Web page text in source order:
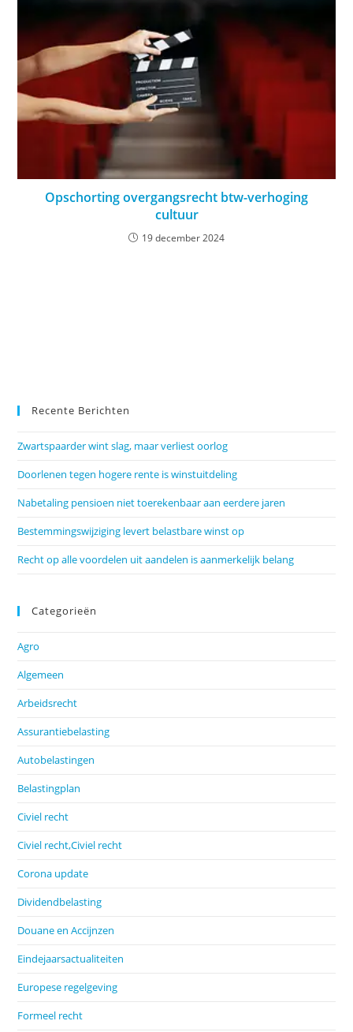
Opschorting overgangsrecht btw-verhoging
cultuur
19 december 2024
Recente Berichten
Zwartspaarder wint slag, maar verliest oorlog
Doorlenen tegen hogere rente is winstuitdeling
Nabetaling pensioen niet toerekenbaar aan eerdere jaren
Bestemmingswijziging levert belastbare winst op
Recht op alle voordelen uit aandelen is aanmerkelijk belang
Categorieën
Agro
Algemeen
Arbeidsrecht
Assurantiebelasting
Autobelastingen
Belastingplan
Civiel recht
Civiel recht,Civiel recht
Corona update
Dividendbelasting
Douane en Accijnzen
Eindejaarsactualiteiten
Europese regelgeving
Formeel recht